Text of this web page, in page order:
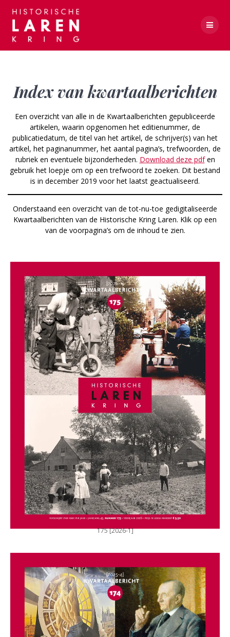
Index van kwartaalberichten
Een overzicht van alle in de Kwartaalberichten gepubliceerde
artikelen, waarin opgenomen het editienummer, de
publicatiedatum, de titel van het artikel, de schrijver(s) van het
artikel, het paginanummer, het aantal pagina’s, trefwoorden, de
rubriek en eventuele bijzonderheden. Download deze pdfen
gebruik het loepje om op een trefwoord te zoeken. Dit bestand
is in december 2019 voor het laatst geactualiseerd.
Onderstaand een overzicht van de tot-nu-toe gedigitaliseerde
Kwartaalberichten van de Historische Kring Laren. Klik op een
van de voorpagina’s om de inhoud te zien.
175 [2026-1]